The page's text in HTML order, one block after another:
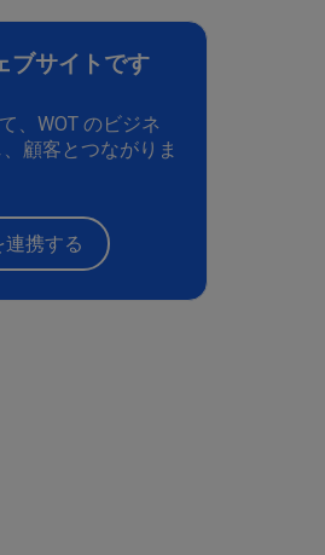
ブサイトです
、WOT のビジネ
顧客とつながりま
携する